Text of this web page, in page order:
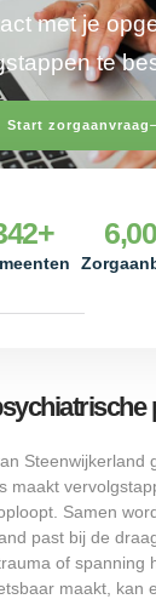
met je
te
Start zorgaanvraag
+
Steenwijkerland
maakt
Samen
past bij de
of spanning
maakt, kan